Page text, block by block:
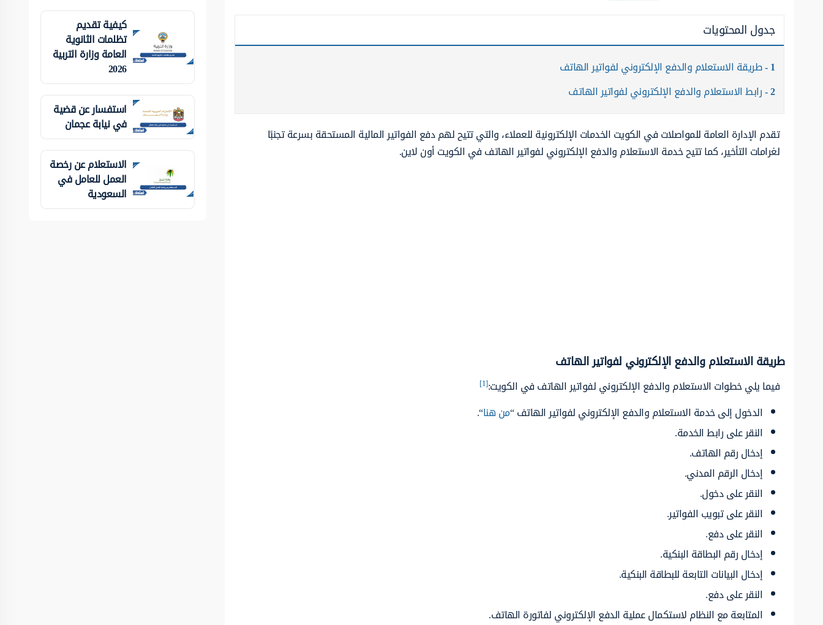
جدول المحتويات
1 طريقة الاستعلام والدفع الإلكتروني لفواتير الهاتف
2 رابط الاستعلام والدفع الإلكتروني لفواتير الهاتف
تقدم الإدارة العامة للمواصلات في الكويت الخدمات الإلكترونية للعملاء، والتي تتيح لهم دفع الفواتير المالية المستحقة بسرعة تجنبًا
لغرامات التأخير، كما تتيح خدمة الاستعلام والدفع الإلكتروني لفواتير الهاتف في الكويت أون لاين.
طريقة الاستعلام والدفع الإلكتروني لفواتير الهاتف
فيما يلي خطوات الاستعلام والدفع الإلكتروني لفواتير الهاتف في الكويت:[1]
الدخول إلى خدمة الاستعلام والدفع الإلكتروني لفواتير الهاتف “من هنا“.
النقر على رابط الخدمة.
إدخال رقم الهاتف.
إدخال الرقم المدني.
النقر على دخول.
النقر على تبويب الفواتير.
النقر على دفع.
إدخال رقم البطاقة البنكية.
إدخال البيانات التابعة للبطاقة البنكية.
النقر على دفع.
المتابعة مع النظام لاستكمال عملية الدفع الإلكتروني لفاتورة الهاتف.
كيفية تقديم
تظلمات الثانوية
العامة وزارة التربية
2026
استفسار عن قضية
في نيابة عجمان
الاستعلام عن رخصة
العمل للعامل في
السعودية